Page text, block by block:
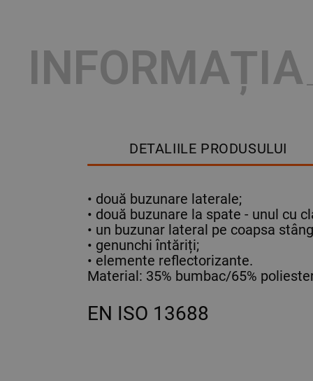
INFORMAȚIA
DETALIILE PRODUSULUI
• două buzunare laterale;
• două buzunare la spate - unul cu
• un buzunar lateral pe coapsa
• genunchi întăriți;
• elemente reflectorizante.
Material: 35% bumbac/65%
EN ISO 13688